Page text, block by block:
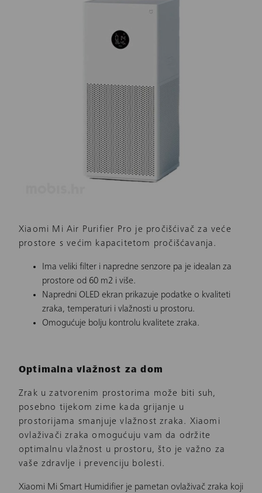
Xiaomi Mi Air Purifier Pro je pročišćivač za veće
prostore s većim kapacitetom pročišćavanja.
Ima veliki filter i napredne senzore pa je idealan za
prostore od 60 m2 i više.
Napredni OLED ekran prikazuje podatke o kvaliteti
zraka, temperaturi i vlažnosti u prostoru.
Omogućuje bolju kontrolu kvalitete zraka.
Optimalna vlažnost za dom
Zrak u zatvorenim prostorima može biti suh,
posebno tijekom zime kada grijanje u
prostorijama smanjuje vlažnost zraka. Xiaomi
ovlaživači zraka omogućuju vam da održite
optimalnu vlažnost u prostoru, što je važno za
vaše zdravlje i prevenciju bolesti.
Xiaomi Mi Smart Humidifier je pametan ovlaživač zraka koji